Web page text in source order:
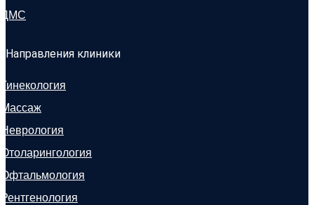
ДМС
Направления клиники
Гинекология
Массаж
Неврология
Отоларингология
Офтальмология
Рентгенология